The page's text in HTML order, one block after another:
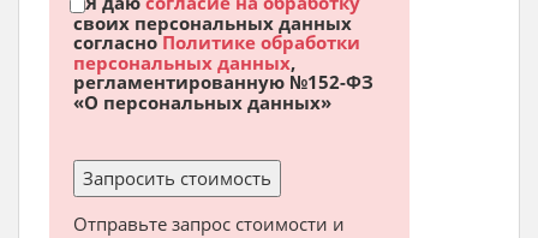
своих персональных данных
согласноПолитике обработки
персональных данных,
регламентированную №152-ФЗ
«О персональных данных»
Отправьте запрос стоимости и